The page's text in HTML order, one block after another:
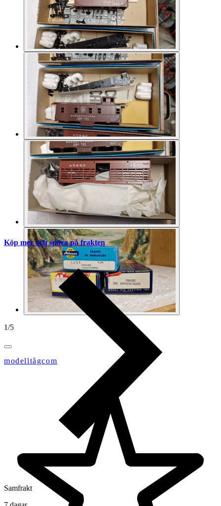
1/5
modelltågcom
Köp mer och spara på frakten
Samfrakt